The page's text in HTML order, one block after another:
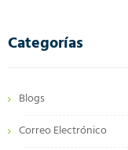
Categorías
Blogs
Correo Electrónico